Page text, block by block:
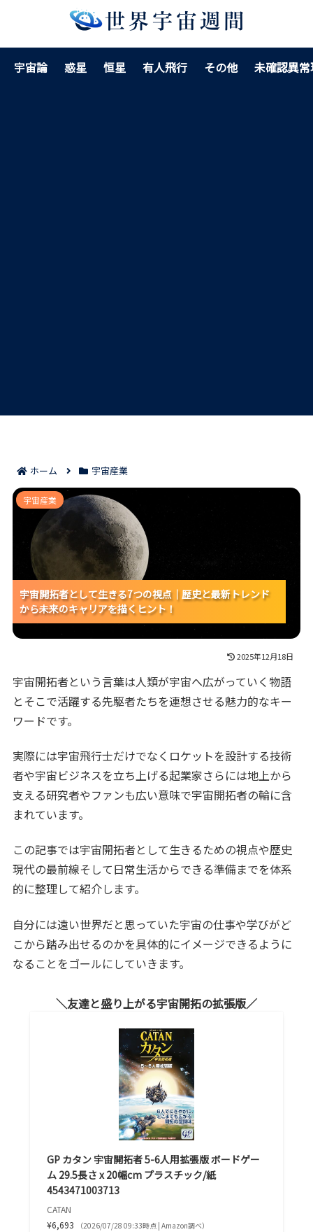
宇宙論 惑星 恒星 有人飛行 その他 未確認異
ホーム 宇宙産業
宇宙開拓者として生きる7つの視点｜歴史と最新トレン
ドから未来のキャリアを描くヒント！
宇宙開拓者として生きる7つの視点｜歴史と最新トレンド
から未来のキャリアを描くヒント！
宇宙開拓者として生きる7つの視点｜歴史と最新トレンド
から未来のキャリアを描くヒント！
宇宙開拓者として生きる7つの視点｜歴史と最新トレンド
から未来のキャリアを描くヒント！
宇宙産業
2025年12月18日
宇宙開拓者という言葉は人類が宇宙へ広がっていく物語
とそこで活躍する先駆者たちを連想させる魅力的なキー
ワードです。
実際には宇宙飛行士だけでなくロケットを設計する技術
者や宇宙ビジネスを立ち上げる起業家さらには地上から
支える研究者やファンも広い意味で宇宙開拓者の輪に含
まれています。
この記事では宇宙開拓者として生きるための視点や歴史
現代の最前線そして日常生活からできる準備までを体系
的に整理して紹介します。
自分には遠い世界だと思っていた宇宙の仕事や学びがど
こから踏み出せるのかを具体的にイメージできるように
なることをゴールにしていきます。
友達と盛り上がる宇宙開拓の拡張版
GP カタン 宇宙開拓者 5-6人用拡張版 ボードゲー
ム 29.5長さ x 20幅cm プラスチック/紙
4543471003713
CATAN
¥6,693
（2026/07/28 09:33時点 | Amazon調べ）